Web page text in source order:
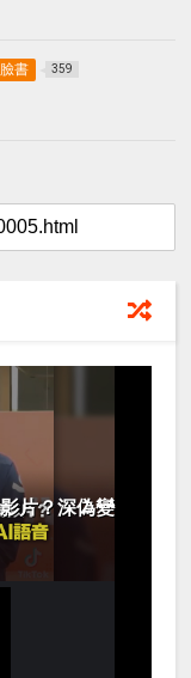
臉書 359
片？深偽變